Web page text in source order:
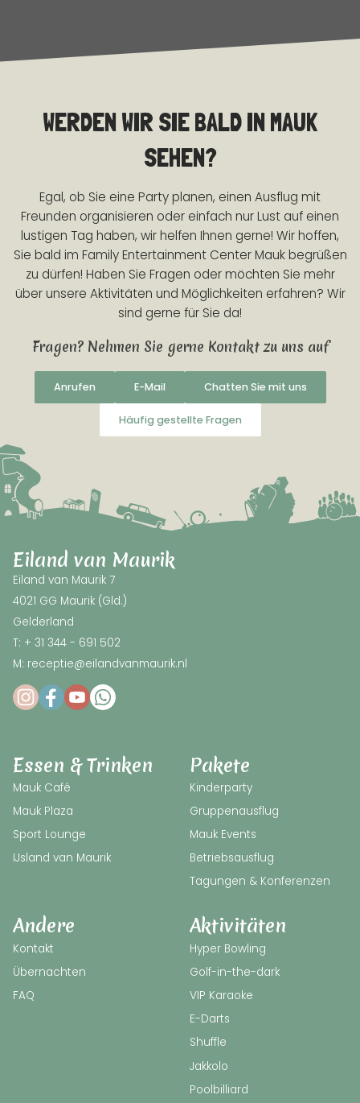
WERDEN WIR SIE BALD IN MAUK
SEHEN?
Egal, ob Sie eine Party planen, einen Ausflug mit
Freunden organisieren oder einfach nur Lust auf einen
lustigen Tag haben, wir helfen Ihnen gerne! Wir hoffen,
Sie bald im Family Entertainment Center Mauk begrüßen
zu dürfen! Haben Sie Fragen oder möchten Sie mehr
über unsere Aktivitäten und Möglichkeiten erfahren? Wir
sind gerne für Sie da!
Fragen? Nehmen Sie gerne Kontakt zu uns auf
Anrufen E-Mail Chatten Sie mit uns
Häufig gestellte Fragen
Eiland van Maurik
Eiland van Maurik 7
4021 GG Maurik (Gld.)
Gelderland
T: + 31 344 - 691 502
M: receptie@eilandvanmaurik.nl
Aktivitäten
Hyper Bowling
Golf-in-the-dark
VIP Karaoke
E-Darts
Shuffle
Jakkolo
Poolbilliard
Essen & Trinken
Mauk Café
Mauk Plaza
Sport Lounge
IJsland van Maurik
Pakete
Kinderparty
Gruppenausflug
Mauk Events
Betriebsausflug
Tagungen & Konferenzen
Andere
Kontakt
Übernachten
FAQ